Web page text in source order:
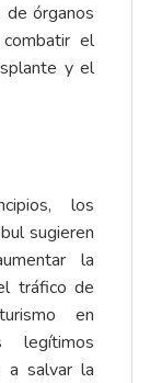
de órganos
el
y el
los
sugieren
la
tráfico de
en
legítimos
a salvar la